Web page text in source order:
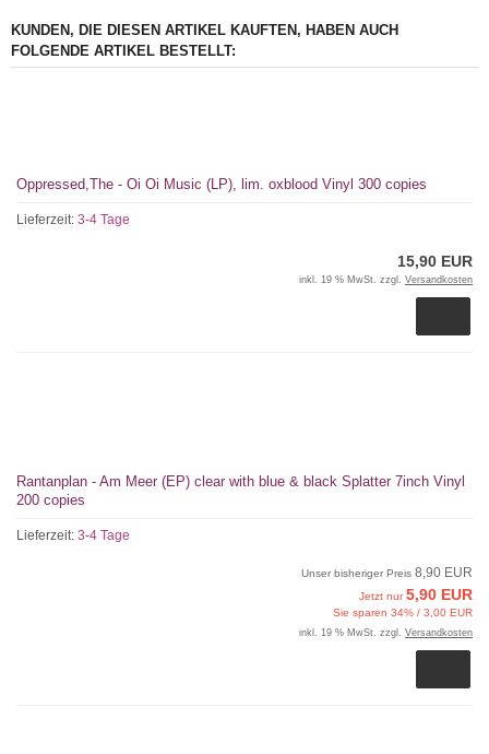
KUNDEN, DIE DIESEN ARTIKEL KAUFTEN, HABEN AUCH
FOLGENDE ARTIKEL BESTELLT:
Oppressed,The - Oi Oi Music (LP), lim. oxblood Vinyl 300 copies
Lieferzeit: 3-4 Tage
15,90 EUR
inkl. 19 % MwSt. zzgl. Versandkosten
Rantanplan - Am Meer (EP) clear with blue & black Splatter 7inch Vinyl
200 copies
Lieferzeit: 3-4 Tage
Unser bisheriger Preis 8,90 EUR
Jetzt nur5,90 EUR
Sie sparen 34% / 3,00 EUR
inkl. 19 % MwSt. zzgl. Versandkosten